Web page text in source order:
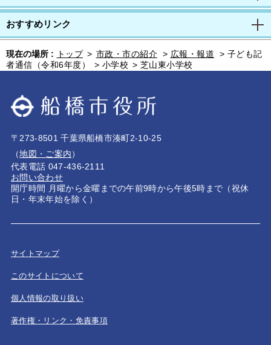
おすすめリンク
現在の場所 : トップ > 市政・市の紹介 > 広報・報道 > 子ども記
者通信（令和6年度）
> 小学校 > 芝山東小学校
〒273-8501 千葉県船橋市湊町2-10-25
（地図・ご案内）
代表電話 047-436-2111
お問い合わせ
開庁時間 月曜から金曜までの午前9時から午後5時まで（祝休
日・年末年始を除く）
サイトマップ
このサイトについて
個人情報の取り扱い
著作権・リンク・免責事項